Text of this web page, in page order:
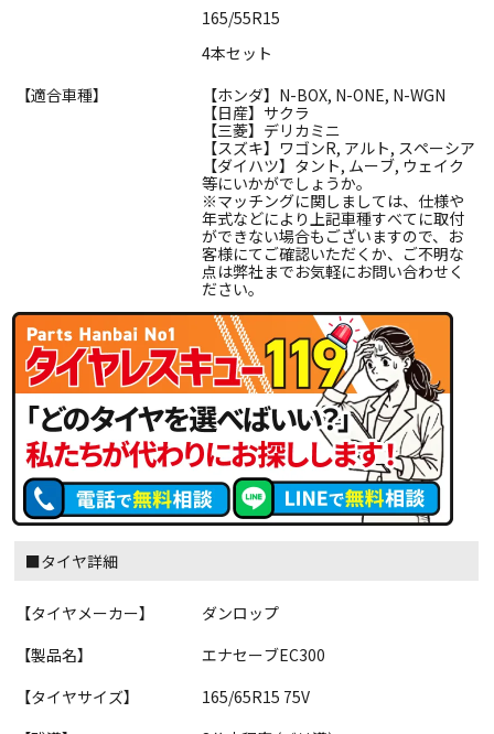
165/55R15
4本セット
【適合車種】
【ホンダ】N-BOX, N-ONE, N-WGN
【日産】サクラ
【三菱】デリカミニ
【スズキ】ワゴンR, アルト, スペーシア
【ダイハツ】タント, ムーブ, ウェイク
等にいかがでしょうか。
※マッチングに関しましては、仕様や
年式などにより上記車種すべてに取付
ができない場合もございますので、お
客様にてご確認いただくか、ご不明な
点は弊社までお気軽にお問い合わせく
ださい。
■タイヤ詳細
【タイヤメーカー】
ダンロップ
【製品名】
エナセーブEC300
【タイヤサイズ】
165/65R15 75V